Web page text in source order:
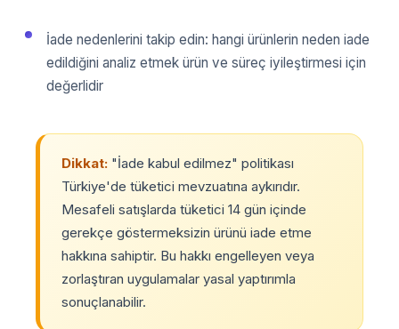
İade nedenlerini takip edin: hangi ürünlerin neden iade
edildiğini analiz etmek ürün ve süreç iyileştirmesi için
değerlidir
Dikkat: "İade kabul edilmez" politikası
Türkiye'de tüketici mevzuatına aykırıdır.
Mesafeli satışlarda tüketici 14 gün içinde
gerekçe göstermeksizin ürünü iade etme
hakkına sahiptir. Bu hakkı engelleyen veya
zorlaştıran uygulamalar yasal yaptırımla
sonuçlanabilir.